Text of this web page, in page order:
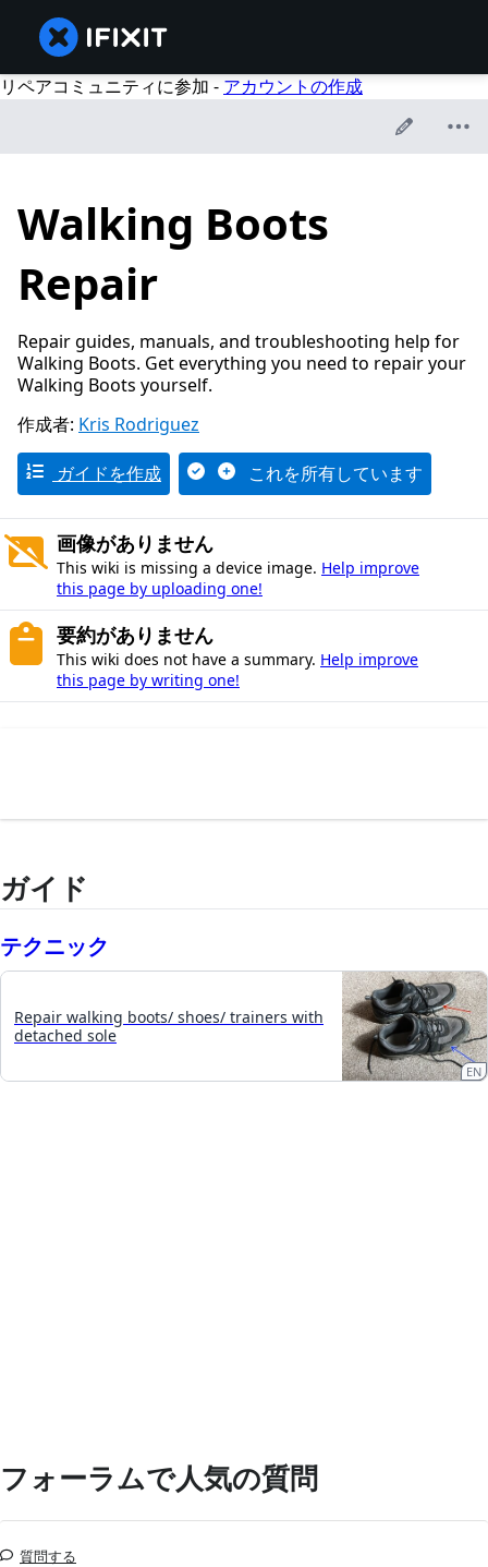
リペアコミュニティに参加 - アカウントの作成
Walking Boots
Repair
Repair guides, manuals, and troubleshooting help for
Walking Boots. Get everything you need to repair your
Walking Boots yourself.
作成者: Kris Rodriguez
ガイドを作成 これを所有しています
画像がありません
This wiki is missing a device image. Help improve
this page by uploading one!
要約がありません
This wiki does not have a summary. Help improve
this page by writing one!
ガイド
テクニック
Repair walking boots/ shoes/ trainers with
detached sole
EN
フォーラムで人気の質問
質問する